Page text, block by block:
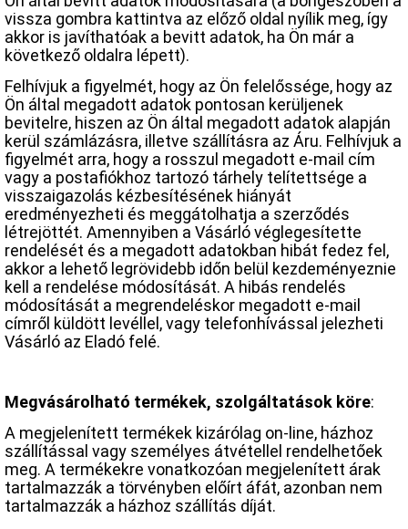
vissza gombra kattintva az előző oldal nyílik meg, így
akkor is javíthatóak a bevitt adatok, ha Ön már a
következő oldalra lépett).
Felhívjuk a figyelmét, hogy az Ön felelőssége, hogy az
Ön által megadott adatok pontosan kerüljenek
bevitelre, hiszen az Ön által megadott adatok alapján
kerül számlázásra, illetve szállításra az Áru. Felhívjuk a
figyelmét arra, hogy a rosszul megadott e-mail cím
vagy a postafiókhoz tartozó tárhely telítettsége a
visszaigazolás kézbesítésének hiányát
eredményezheti és meggátolhatja a szerződés
létrejöttét. Amennyiben a Vásárló véglegesítette
rendelését és a megadott adatokban hibát fedez fel,
akkor a lehető legrövidebb időn belül kezdeményeznie
kell a rendelése módosítását. A hibás rendelés
módosítását a megrendeléskor megadott e-mail
címről küldött levéllel, vagy telefonhívással jelezheti
Vásárló az Eladó felé.
Megvásárolható termékek, szolgáltatások köre:
A megjelenített termékek kizárólag on-line, házhoz
szállítással vagy személyes átvétellel rendelhetőek
meg. A termékekre vonatkozóan megjelenített árak
tartalmazzák a törvényben előírt áfát, azonban nem
tartalmazzák a házhoz szállítás díját.